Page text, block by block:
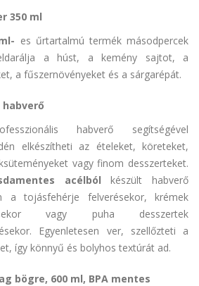
350 ml
es űrtartalmú termék másodpercek
a húst, a kemény sajtot, a
a fűszernövényeket és a sárgarépát.
habverő
habverő segítségével
elkészítheti az ételeket, köreteket,
vagy finom desszerteket.
acélból készült habverő
a tojásfehérje felverésekor, krémek
vagy puha desszertek
Egyenletesen ver, szellőzteti a
így könnyű és bolyhos textúrát ad.
bögre, 600 ml, BPA mentes